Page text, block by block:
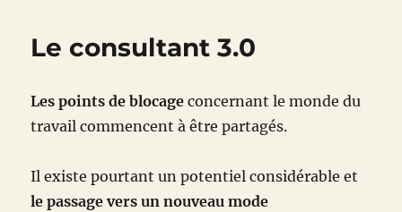
Le consultant 3.0
Les points de blocageconcernant le monde du
travail commencent à être partagés.
Il existe pourtant un potentiel considérable et
le passage vers un nouveau mode